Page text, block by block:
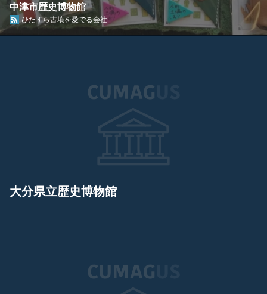
中津市歴史博物館
ひたすら古墳を愛でる会社
大分県立歴史博物館